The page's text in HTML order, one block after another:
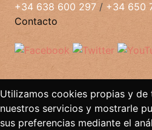
+34 638 600 297 / +34 650
Contacto
Utilizamos cookies propias y de
nuestros servicios y mostrarle
sus preferencias mediante el